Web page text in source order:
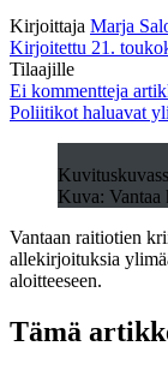
Kirjoittaja Marja
Kirjoitettu 21.
Tilaajille
Ei kommentteja
Poliitikot haluavat
Kuva: Vantaa
Vantaan raitiotien
allekirjoituksia
aloitteeseen.
Tämä